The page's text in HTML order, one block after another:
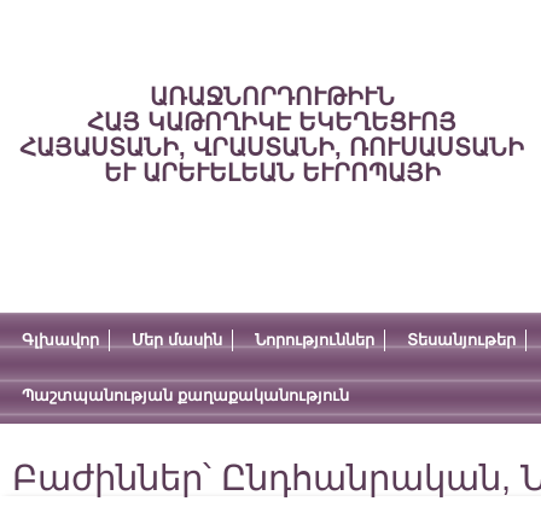
ԱՌԱՋՆՈՐԴՈՒԹԻՒՆ
ՀԱՅ ԿԱԹՈՂԻԿԷ ԵԿԵՂԵՑՒՈՅ
ՀԱՅԱՍՏԱՆԻ, ՎՐԱՍՏԱՆԻ, ՌՈՒՍԱՍՏԱՆԻ
ԵՒ ԱՐԵՒԵԼԵԱՆ ԵՒՐՈՊԱՅԻ
Գլխավոր Մեր մասին Նորություններ Տեսանյութեր
Պաշտպանության քաղաքականություն
Բաժիններ՝ Ընդհանրական,